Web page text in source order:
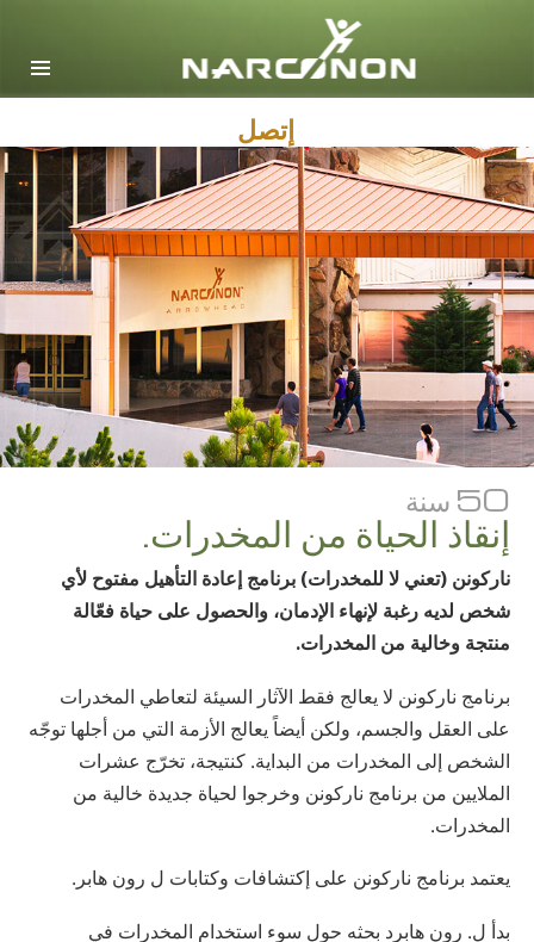
Dansk
Ελληνικά (Greek)
Español
Français
Hebrew
Magyar
Italiano
日本語 (Japanese)
Macedonian
Norsk
Portuguès
繁體中文 (Chinese)
Arabic
Nepali
Czech
Turkish
إتصل
50 سنة
إنقاذ الحياة من المخدرات.
ناركونن (تعني لا للمخدرات) برنامج إعادة التأهيل مفتوح لأي
شخص لديه رغبة لإنهاء الإدمان، والحصول على حياة فعّالة
منتجة وخالية من المخدرات.
برنامج ناركونن لا يعالج فقط الآثار السيئة لتعاطي المخدرات
على العقل والجسم، ولكن أيضاً يعالج الأزمة التي من أجلها توجّه
الشخص إلى المخدرات من البداية. كنتيجة، تخرّج عشرات
الملايين من برنامج ناركونن وخرجوا لحياة جديدة خالية من
المخدرات.
يعتمد برنامج ناركونن على إكتشافات وكتابات ل رون هابر.
بدأ ل. رون هابرد بحثه حول سوء استخدام المخدرات في